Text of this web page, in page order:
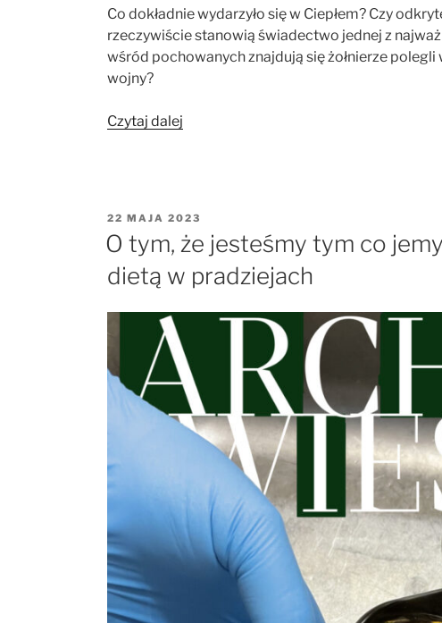
Co dokładnie wydarzyło się w Ciepłem? Czy
rzeczywiście stanowią świadectwo jednej z
wśród pochowanych znajdują się żołnierze
wojny?
Czytaj dalej
Gniewem”
OPUBLIKOWANE
W
22 MAJA 2023
O tym, że jesteśmy tym co
dietą w pradziejach